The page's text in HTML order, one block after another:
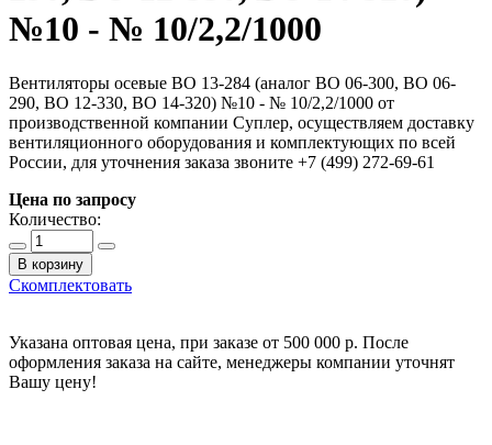
№10 - № 10/2,2/1000
Вентиляторы осевые ВО 13-284 (аналог ВО 06-300, ВО 06-
290, ВО 12-330, ВО 14-320) №10 - № 10/2,2/1000 от
производственной компании Суплер, осуществляем доставку
вентиляционного оборудования и комплектующих по всей
России, для уточнения заказа звоните +7 (499) 272-69-61
Цена по запросу
Количество:
В корзину
Скомплектовать
Указана оптовая цена, при заказе от 500 000 р. После
оформления заказа на сайте, менеджеры компании уточнят
Вашу цену!